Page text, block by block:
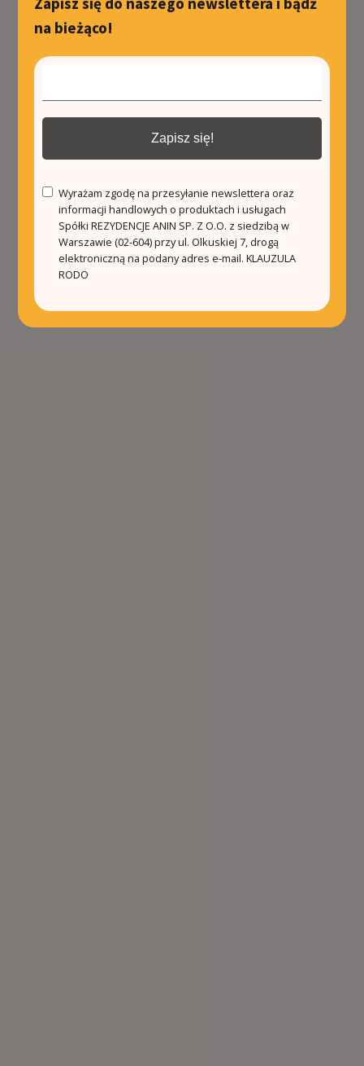
na bieżąco!
Zapisz się!
Wyrażam zgodę na przesyłanie newslettera oraz
informacji handlowych o produktach i usługach
Spółki REZYDENCJE ANIN SP. Z O.O. z siedzibą w
Warszawie (02-604) przy ul. Olkuskiej 7, drogą
elektroniczną na podany adres e-mail.KLAUZULA
RODO